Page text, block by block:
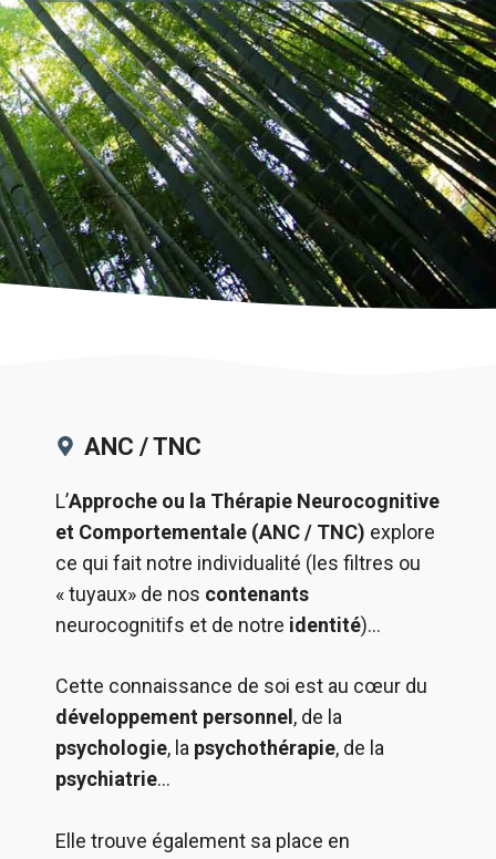
ANC / TNC
L’Approche ou la Thérapie Neurocognitive
et Comportementale (ANC / TNC) explore
ce qui fait notre individualité (les filtres ou
« tuyaux» de nos contenants
neurocognitifs et de notre identité)…
Cette connaissance de soi est au cœur du
développement personnel , de la
psychologie, la psychothérapie, de la
psychiatrie…
Elle trouve également sa place en